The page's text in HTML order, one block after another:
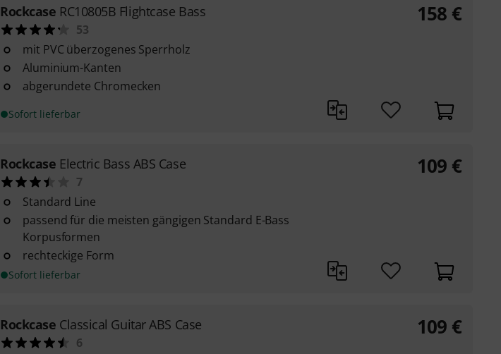
Rockcase RC10805B Flightcase Bass
53
mit PVC überzogenes Sperrholz
Aluminium-Kanten
abgerundete Chromecken
Sofort lieferbar
158 €
Rockcase Electric Bass ABS Case
7
Standard Line
passend für die meisten gängigen Standard E-Bass
Korpusformen
rechteckige Form
Sofort lieferbar
109 €
Rockcase Classical Guitar ABS Case
6
109 €